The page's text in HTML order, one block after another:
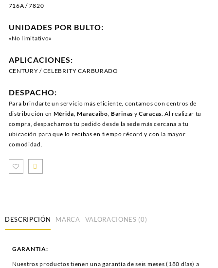
716A / 7820
UNIDADES POR BULTO:
«No limitativo»
APLICACIONES:
CENTURY / CELEBRITY CARBURADO
DESPACHO:
Para brindarte un servicio más eficiente, contamos con centros de
distribución en Mérida,Maracaibo,Barinas yCaracas. Al realizar tu
compra, despachamos tu pedido desde la sede más cercana a tu
ubicación para que lo recibas en tiempo récord y con la mayor
comodidad.
DESCRIPCIÓN MARCA VALORACIONES (0)
GARANTIA:
Nuestros productos tienen una garantía de seis meses (180 días) a